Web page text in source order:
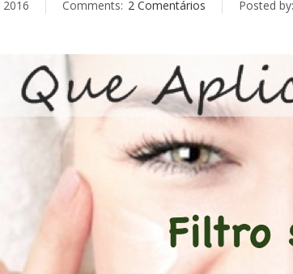
Comments: 2 Comentários Posted by: